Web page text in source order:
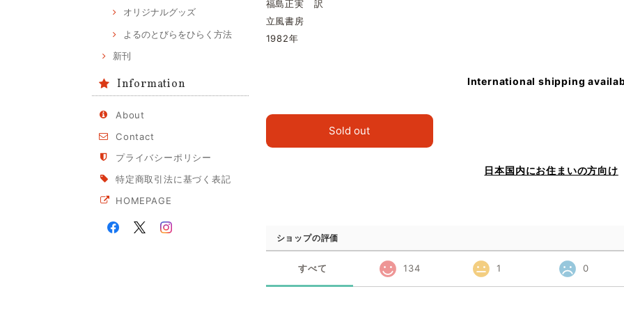
オリジナルグッズ
よるのとびらをひらく方法
新刊
Information
About
Contact
プライバシーポリシー
特定商取引法に基づく表記
HOMEPAGE
福島正実 訳
立風書房
1982年
International shipping
Sold out
日本国内にお住まいの方向け
ショップの評価
すべて 134 1 0